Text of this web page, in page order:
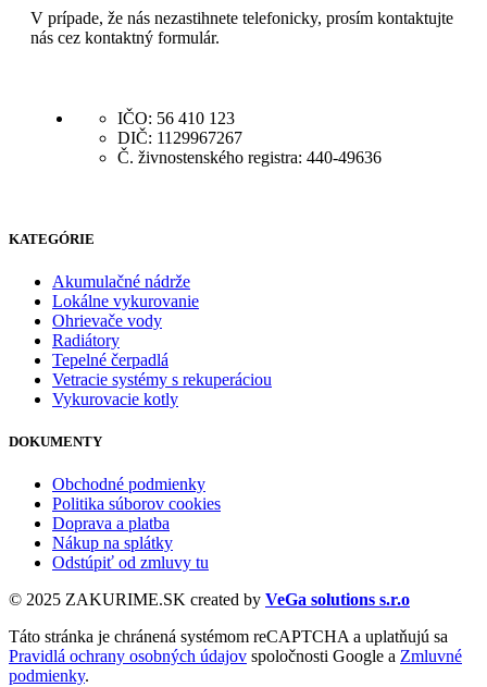
V prípade, že nás nezastihnete telefonicky, prosím kontaktujte
nás cez kontaktný formulár.
IČO: 56 410 123
DIČ: 1129967267
Č. živnostenského registra: 440-49636
KATEGÓRIE
Akumulačné nádrže
Lokálne vykurovanie
Ohrievače vody
Radiátory
Tepelné čerpadlá
Vetracie systémy s rekuperáciou
Vykurovacie kotly
DOKUMENTY
Obchodné podmienky
Politika súborov cookies
Doprava a platba
Nákup na splátky
Odstúpiť od zmluvy tu
© 2025 ZAKURIME.SK created by VeGa solutions s.r.o
Táto stránka je chránená systémom reCAPTCHA a uplatňujú sa
Pravidlá ochrany osobných údajov spoločnosti Google a Zmluvné
podmienky.